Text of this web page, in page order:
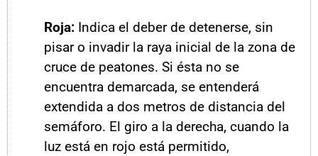
Roja: Indica el deber de detenerse, sin
pisar o invadir la raya inicial de la zona de
cruce de peatones. Si ésta no se
encuentra demarcada, se entenderá
extendida a dos metros de distancia del
semáforo. El giro a la derecha, cuando la
luz está en rojo está permitido,